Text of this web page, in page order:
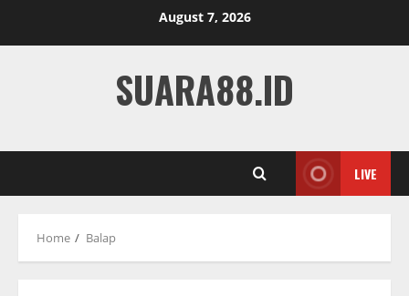
August 7, 2026
SUARA88.ID
LIVE
Home Balap